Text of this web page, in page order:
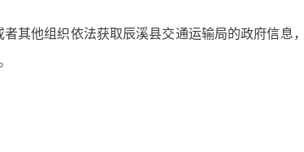
其他组织依法获取辰溪县交通运输局的政府信息